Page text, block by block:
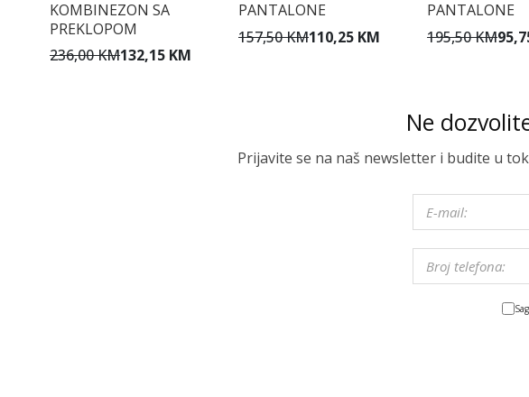
KOMBINEZON SA
PREKLOPOM
236,00 KM132,15 KM
PANTALONE
157,50 KM110,25 KM
PANTALONE
195,50 KM
Ne
Prijavite se na naš newsletter i budite u